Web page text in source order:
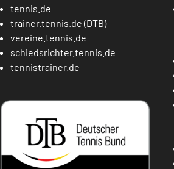
tennis.de
trainer.tennis.de (DTB)
vereine.tennis.de
schiedsrichter.tennis.de
tennistrainer.de